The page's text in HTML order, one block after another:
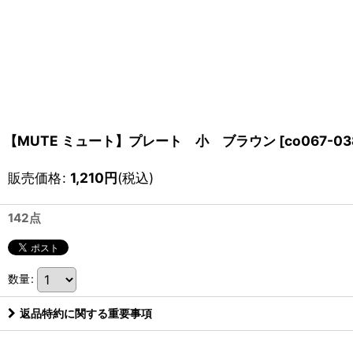
【MUTE ミュート】プレート 小 ブラウン [co067-
販売価格: 1,210円(税込)
142点
数量:
返品特約に関する重要事項